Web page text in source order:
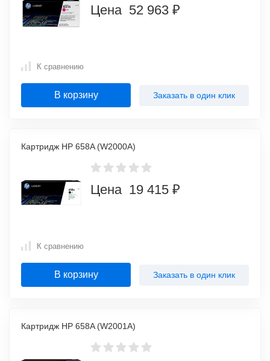
Цена 52 963 ₽
К сравнению
В корзину Заказать в один клик
Картридж HP 658A (W2000A)
Цена 19 415 ₽
К сравнению
В корзину Заказать в один клик
Картридж HP 658A (W2001A)